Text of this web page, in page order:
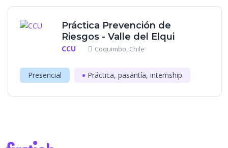
Práctica Prevención de
Riesgos - Valle del Elqui
CCU Coquimbo, Chile
Presencial Práctica, pasantía, internship